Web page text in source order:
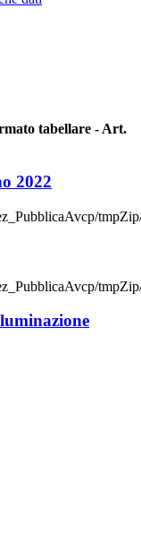
tabellare - Art.
2022